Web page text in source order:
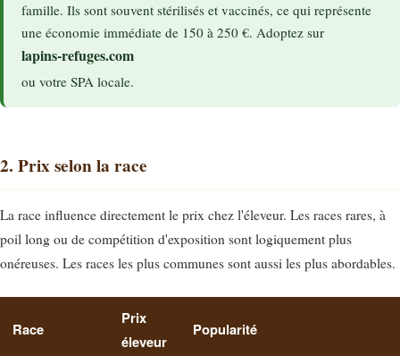
famille. Ils sont souvent stérilisés et vaccinés, ce qui représente
une économie immédiate de 150 à 250 €. Adoptez sur
lapins-refuges.com
ou votre SPA locale.
2. Prix selon la race
La race influence directement le prix chez l'éleveur. Les races rares, à
poil long ou de compétition d'exposition sont logiquement plus
onéreuses. Les races les plus communes sont aussi les plus abordables.
Race
Prix
éleveur
Popularité